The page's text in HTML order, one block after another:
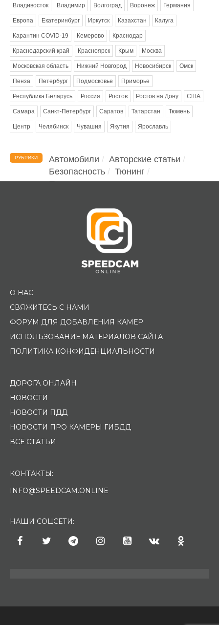
Владивосток Владимир Волгоград Воронеж Германия
Европа Екатеринбург Иркутск Казахстан Калуга
Карантин COVID-19 Кемерово Краснодар
Краснодарский край Красноярск Крым Москва
Московская область Нижний Новгород Новосибирск Омск
Пенза Петербург Подмосковье Приморье
Республика Беларусь Россия Ростов Ростов на Дону США
Самара Санкт-Петербург Саратов Татарстан Тюмень
Центр Челябинск Чувашия Якутия Ярославль
РУБРИКИ Автомобили
Авторские статьи
Безопасность
Тюнинг
Помощь водителю
О НАС
СВЯЖИТЕСЬ С НАМИ
ФОРУМ ДЛЯ ДОБАВЛЕНИЯ КАМЕР
ИСПОЛЬЗОВАНИЕ МАТЕРИАЛОВ САЙТА
ПОЛИТИКА КОНФИДЕНЦИАЛЬНОСТИ
ДОРОГА ОНЛАЙН
НОВОСТИ
НОВОСТИ ПДД
НОВОСТИ ПРО КАМЕРЫ ГИБДД
ВСЕ СТАТЬИ
КОНТАКТЫ:
INFO@SPEEDCAM.ONLINE
НАШИ СОЦСЕТИ: